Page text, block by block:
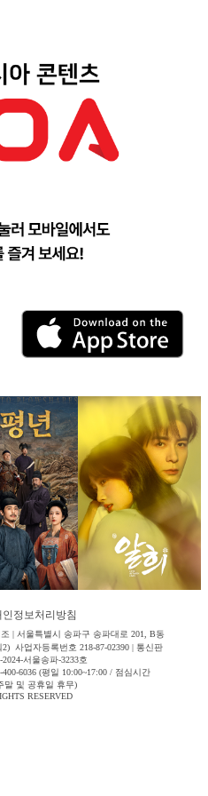
인정보처리방침
| 서울특별시 송파구 송파대로 201, B동
사업자등록번호 218-87-02390 | 통신판
서울송파-3233호
400-6036 (평일 10:00~17:00 / 점심시간
말 및 공휴일 휴무)
RESERVED